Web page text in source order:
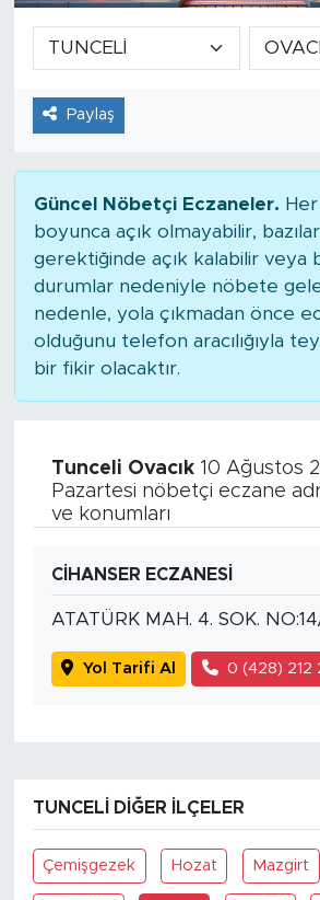
Paylaş
Güncel Nöbetçi Eczaneler.
boyunca açık olmayabilir,
gerektiğinde açık kalabilir veya
durumlar nedeniyle nöbete
nedenle, yola çıkmadan önce
olduğunu telefon aracılığıyla
bir fikir olacaktır.
Tunceli Ovacık10 Ağustos
Pazartesi nöbetçi eczane
ve konumları
CİHANSER ECZANESİ
ATATÜRK MAH. 4. SOK.
Yol Tarifi Al 0 (428) 212
TUNCELI DIĞER İLÇELER
Çemişgezek Hozat Mazgirt